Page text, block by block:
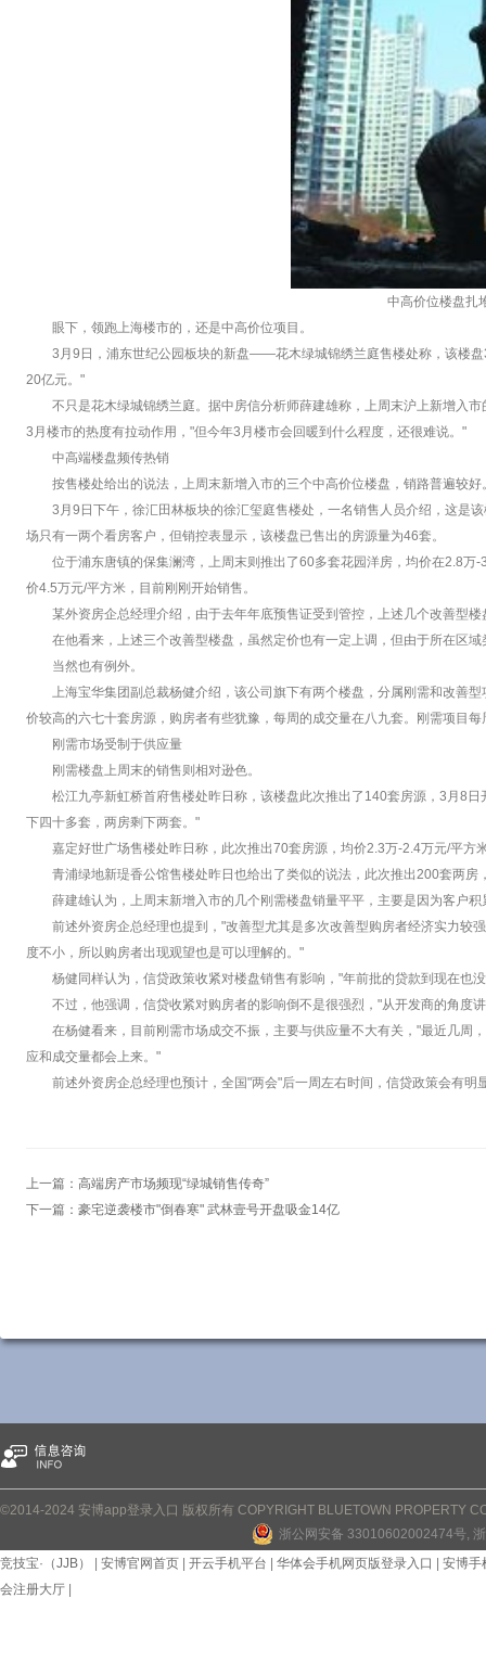
中高价位楼盘扎
眼下，领跑上海楼市的，还是中高价位项目。
3月9日，浦东世纪公园板块的新盘——花木绿城锦绣兰庭售楼处称，该楼
20亿元。"
不只是花木绿城锦绣兰庭。据中房信分析师薛建雄称，上周末沪上新增入
3月楼市的热度有拉动作用，"但今年3月楼市会回暖到什么程度，还很难说。"
中高端楼盘频传热销
按售楼处给出的说法，上周末新增入市的三个中高价位楼盘，销路普遍较好
3月9日下午，徐汇田林板块的徐汇玺庭售楼处，一名销售人员介绍，这是
场只有一两个看房客户，但销控表显示，该楼盘已售出的房源量为46套。
位于浦东唐镇的保集澜湾，上周末则推出了60多套花园洋房，均价在2.8
价4.5万元/平方米，目前刚刚开始销售。
某外资房企总经理介绍，由于去年年底预售证受到管控，上述几个改善型
在他看来，上述三个改善型楼盘，虽然定价也有一定上调，但由于所在区
当然也有例外。
上海宝华集团副总裁杨健介绍，该公司旗下有两个楼盘，分属刚需和改善
价较高的六七十套房源，购房者有些犹豫，每周的成交量在八九套。刚需项目
刚需市场受制于供应量
刚需楼盘上周末的销售则相对逊色。
松江九亭新虹桥首府售楼处昨日称，该楼盘此次推出了140套房源，3月8
下四十多套，两房剩下两套。"
嘉定好世广场售楼处昨日称，此次推出70套房源，均价2.3万-2.4万元/平方
青浦绿地新瑅香公馆售楼处昨日也给出了类似的说法，此次推出200套两房
薛建雄认为，上周末新增入市的几个刚需楼盘销量平平，主要是因为客户
前述外资房企总经理也提到，"改善型尤其是多次改善型购房者经济实力较
度不小，所以购房者出现观望也是可以理解的。"
杨健同样认为，信贷政策收紧对楼盘销售有影响，"年前批的贷款到现在也
不过，他强调，信贷收紧对购房者的影响倒不是很强烈，"从开发商的角度
在杨健看来，目前刚需市场成交不振，主要与供应量不大有关，"最近几周
应和成交量都会上来。"
前述外资房企总经理也预计，全国"两会"后一周左右时间，信贷政策会有
上一篇： 高端房产市场频现“绿城销售传奇”
下一篇： 豪宅逆袭楼市"倒春寒" 武林壹号开盘吸金14亿
©2014-2024 安博app登录入口 版权所有 COPYRIGHT BLUETOWN PROPERTY
浙公网安备 33010602002474号,
竞技宝·（JJB）
安博官网首页 开云手机平台 华体会手机网页版登录入口
安博手
会注册大厅